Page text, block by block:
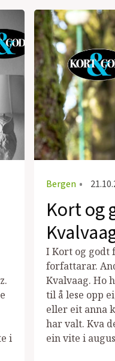
i
Bergen •
Kort og
I Kort og godt
forfattarar.
Kvalvaag. Ho
til å lese opp
eller eit anna
har valt. Kva
ein vite i